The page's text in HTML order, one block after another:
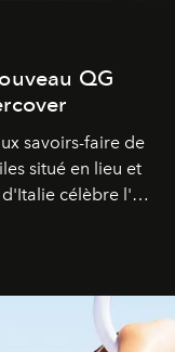
QG
savoirs-faire de
situé en lieu et
célèbre l'art